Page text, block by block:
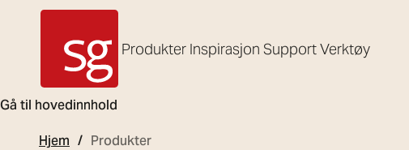
Gå til hovedinnhold
SG Armaturen
Produkter Inspirasjon SupportVerktøy
Hjem Produkter